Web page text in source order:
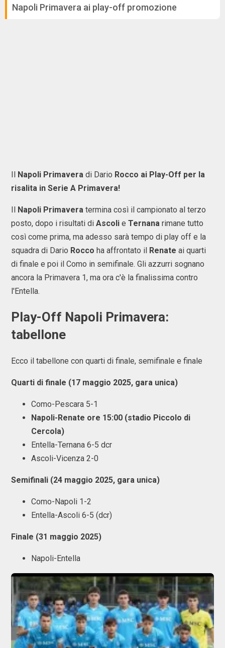
Napoli Primavera ai play-off promozione
Il Napoli Primavera di Dario Rocco ai Play-Off per la
risalita in Serie A Primavera!
Il Napoli Primavera termina così il campionato al terzo
posto, dopo i risultati di Ascoli e Ternana rimane tutto
così come prima, ma adesso sarà tempo di play off e la
squadra di Dario Rocco ha affrontato il Renate ai quarti
di finale e poi il Como in semifinale. Gli azzurri sognano
ancora la Primavera 1, ma ora c'è la finalissima contro
l'Entella.
Play-Off Napoli Primavera:
tabellone
Ecco il tabellone con quarti di finale, semifinale e finale
Quarti di finale (17 maggio 2025, gara unica)
Como-Pescara 5-1
Napoli-Renate ore 15:00 (stadio Piccolo di
Cercola)
Entella-Ternana 6-5 dcr
Ascoli-Vicenza 2-0
Semifinali (24 maggio 2025, gara unica)
Como-Napoli 1-2
Entella-Ascoli 6-5 (dcr)
Finale (31 maggio 2025)
Napoli-Entella